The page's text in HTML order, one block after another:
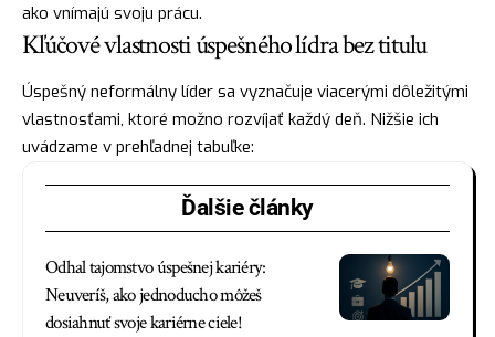
ako vnímajú svoju prácu.
Kľúčové vlastnosti úspešného lídra bez titulu
Úspešný neformálny líder sa vyznačuje viacerými dôležitými
vlastnosťami, ktoré možno rozvíjať každý deň. Nižšie ich
uvádzame v prehľadnej tabuľke:
Ďalšie články
Odhal tajomstvo úspešnej kariéry:
Neuveríš, ako jednoducho môžeš
dosiahnuť svoje kariérne ciele!